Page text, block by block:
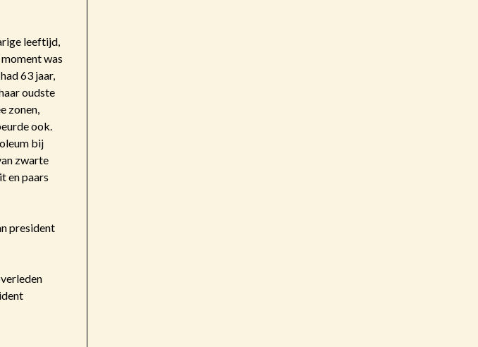
leeftijd,
was
63 jaar,
oudste
zonen,
ook.
bij
zwarte
en paars
president